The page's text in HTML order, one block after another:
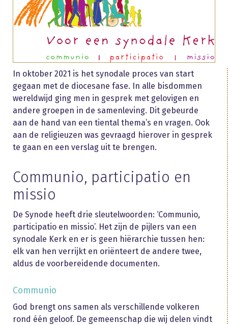
In oktober 2021 is het synodale proces van start
gegaan met de diocesane fase. In alle bisdommen
wereldwijd ging men in gesprek met gelovigen en
andere groepen in de samenleving. Dit gebeurde
aan de hand van een tiental thema’s en vragen. Ook
aan de religieuzen was gevraagd hierover in gesprek
te gaan en een verslag uit te brengen.
Communio, participatio en
missio
De Synode heeft drie sleutelwoorden: ‘Communio,
participatio en missio’. Het zijn de pijlers van een
synodale Kerk en er is geen hiërarchie tussen hen:
elk van hen verrijkt en oriënteert de andere twee,
aldus de voorbereidende documenten.
Communio
God brengt ons samen als verschillende volkeren
rond één geloof. De gemeenschap die wij delen vindt